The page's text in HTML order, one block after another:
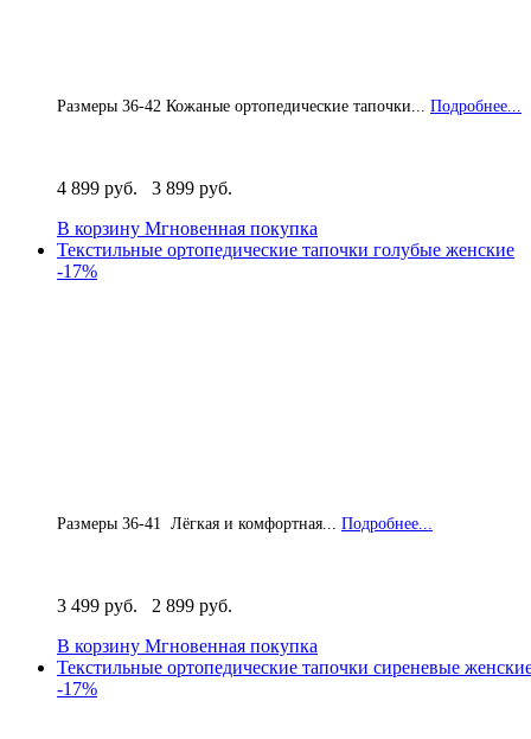
Размеры 36-42 Кожаные ортопедические тапочки... Подробнее...
4 899 руб.
3 899 руб.
В корзину Мгновенная покупка
Текстильные ортопедические тапочки голубые женские
-17%
Размеры 36-41 Лёгкая и комфортная... Подробнее...
3 499 руб.
2 899 руб.
В корзину Мгновенная покупка
Текстильные ортопедические тапочки сиреневые
-17%